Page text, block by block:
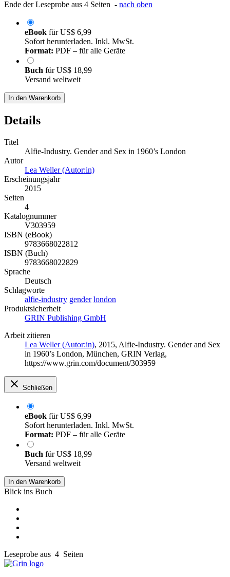
Ende der Leseprobe aus 4 Seiten - nach oben
eBook fürUS$ 6,99
Sofort herunterladen. Inkl. MwSt.
Format: PDF – für alle Geräte
Buch fürUS$ 18,99
Versand weltweit
In den Warenkorb
Details
Titel
Alfie-Industry. Gender and Sex in 1960’s London
Autor
Lea Weller (Autor:in)
Erscheinungsjahr
2015
Seiten
4
Katalognummer
V303959
ISBN (eBook)
9783668022812
ISBN (Buch)
9783668022829
Sprache
Deutsch
Schlagworte
alfie-industry gender london
Produktsicherheit
GRIN Publishing GmbH
Arbeit zitieren
Lea Weller (Autor:in), 2015, Alfie-Industry. Gender and Sex
in 1960’s London, München, GRIN Verlag,
https://www.grin.com/document/303959
Schließen
eBook fürUS$ 6,99
Sofort herunterladen. Inkl. MwSt.
Format: PDF – für alle Geräte
Buch fürUS$ 18,99
Versand weltweit
In den Warenkorb
Blick ins Buch
Leseprobe aus 4 Seiten